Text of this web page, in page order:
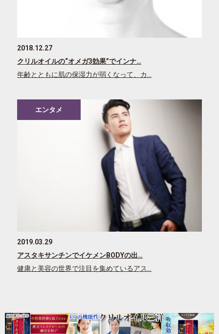
2018.12.27
クリルオイルの“オメガ3効果”でインナ…
年齢とともに肌の保湿力が弱くなって、カ…
エンタメ
2019.03.29
アスタキサンチンでイケメンBODYの出…
健康と美容の世界で注目を集めているアス…